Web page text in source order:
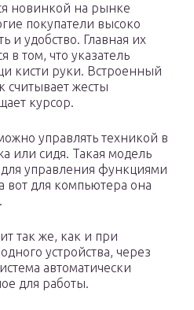
новинкой на рынке
покупатели высоко
и удобство. Главная их
в том, что указатель
кисти руки. Встроенный
считывает жесты
курсор.
управлять техникой в
или сидя. Такая модель
управления функциями
вот для компьютера она
так же, как и при
устройства, через
автоматически
для работы.